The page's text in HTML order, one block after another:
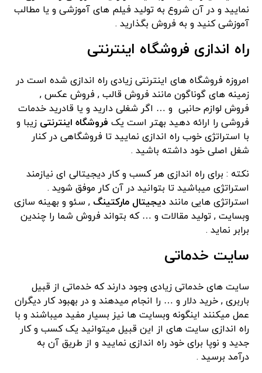
نمایید و در آن شروع به تولید فیلم های آموزشی و یا مطالب
آموزشی کنید و به فروش بگذارید .
راه اندازی فروشگاه اینترنتی
امروزه فروشگاه های اینترنتی زیادی راه اندازی شده است در
زمینه های گوناگون مانند فروش قالب , فروش عکس ,
فروش لوازم حانبی و … اگر شغلی دارید و یا قادرید خدمات
فروشی را ارائه دهید بهتر است یک فروشگاه اینترنتی زیبا و
با استراتژی خوب راه اندازی نمایید تا فروشگاهی در کنار
شغل اصلی خود داشته باشید .
نکته : برای راه اندازی هر کسب و کار دیجیتالی ای نیازمند
استراتژی میباشید تا بتوانید در آن کار موفق شوید .
استراتژی هایی مانند دیجیتال مارکتینگ , سئو و بهینه سازی
وبسایت , تولید مقالات و … که بتواند فروش شما را چندین
برابر نماید .
سایت خدماتی
سایت های خدماتی زیادی وجود دارند که خدماتی از قبیل
باربری , خرید دلار و … را انجام میدهند و در بهبود کار دیگران
عمل میکنند اینگونه وبسایت ها نیز بسیار مفید میباشند و با
راه اندازی سایت های از این قبیل میتوانید یک کسب و کار
جدید و نوپا برای خود راه اندازی نمایید و از طریق آن به
درآمد برسید .